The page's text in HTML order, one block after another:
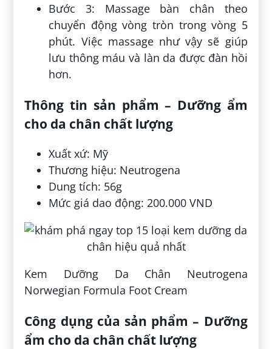
Bước 3: Massage bàn chân theo
chuyển động vòng tròn trong vòng 5
phút. Việc massage như vậy sẽ giúp
lưu thông máu và làn da được đàn hồi
hơn.
Thông tin sản phẩm – Dưỡng ẩm
cho da chân chất lượng
Xuất xứ: Mỹ
Thương hiệu: Neutrogena
Dung tích: 56g
Mức giá dao động: 200.000 VND
Kem Dưỡng Da Chân Neutrogena
Norwegian Formula Foot Cream
Công dụng của sản phẩm – Dưỡng
ẩm cho da chân chất lượng